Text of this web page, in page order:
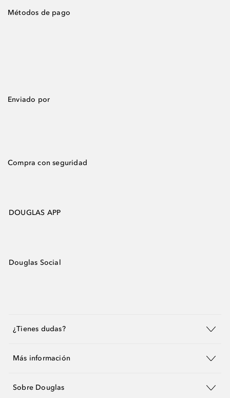
Métodos de pago
Enviado por
Compra con seguridad
DOUGLAS APP
Douglas Social
¿Tienes dudas?
Más información
Sobre Douglas